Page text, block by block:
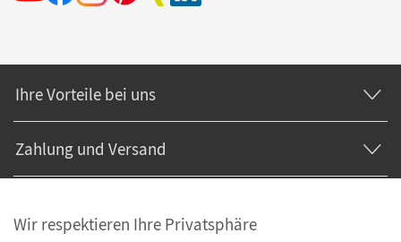
Ihre Vorteile bei uns
Zahlung und Versand
Wir respektieren Ihre Privatsphäre